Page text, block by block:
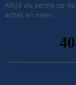
Altijd als eerste op
acties en meer.